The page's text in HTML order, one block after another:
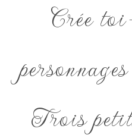
Crée
Trois